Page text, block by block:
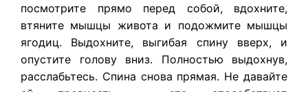
посмотрите прямо перед собой, вдохните,
втяните мышцы живота и подожмите мышцы
ягодиц. Выдохните, выгибая спину вверх, и
опустите голову вниз. Полностью выдохнув,
расслабьтесь. Спина снова прямая. Не давайте